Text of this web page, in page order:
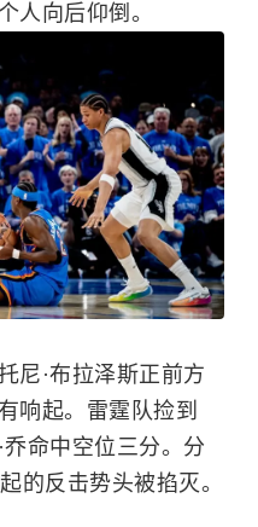
人向后仰倒。
尼·布拉泽斯正前方
响起。雷霆队捡到
命中空位三分。分
的反击势头被掐灭。